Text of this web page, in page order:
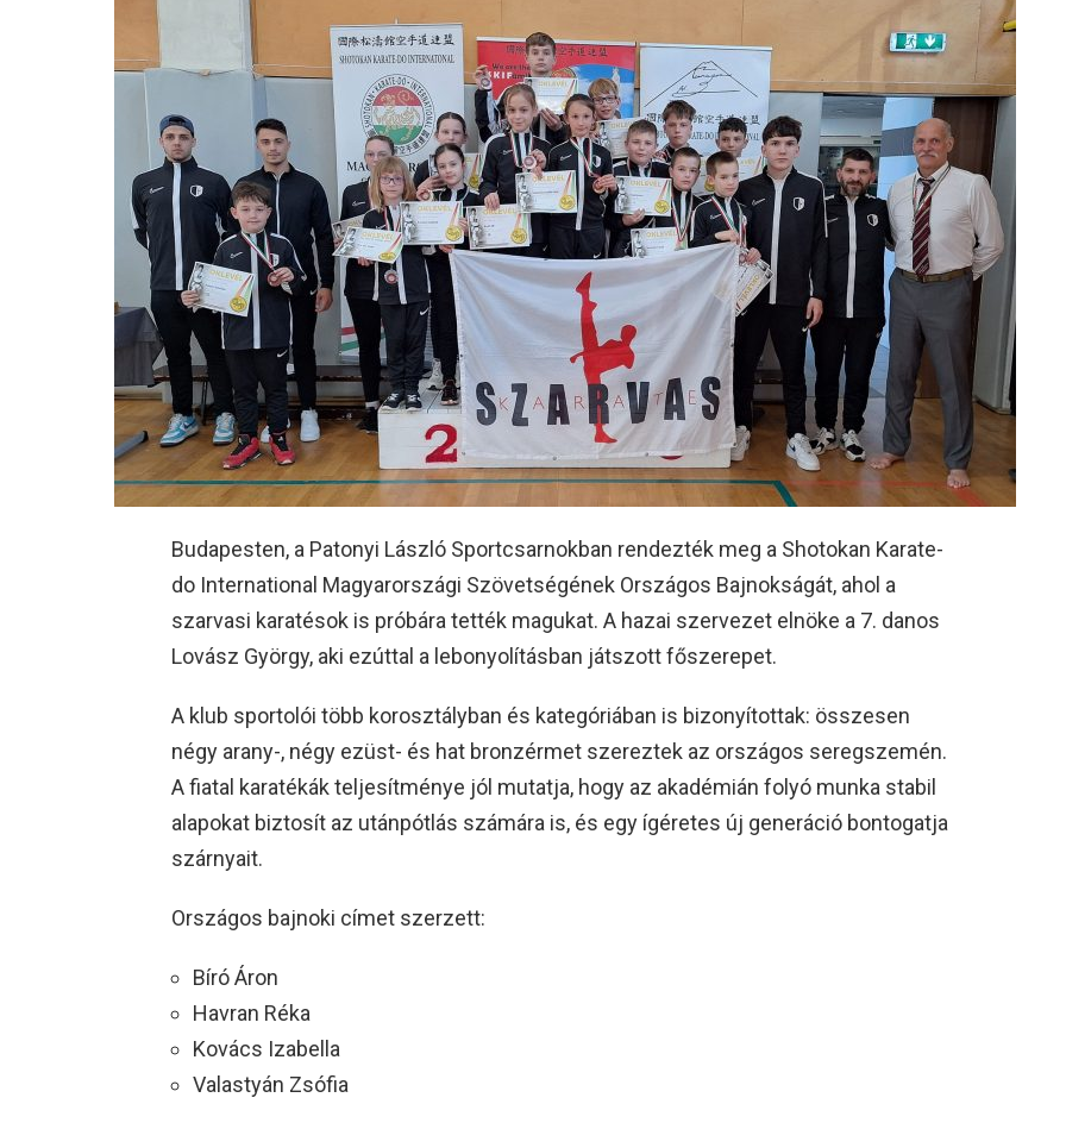
Budapesten, a Patonyi László Sportcsarnokban rendezték meg a Shotokan Karate-
do International Magyarországi Szövetségének Országos Bajnokságát, ahol a
szarvasi karatésok is próbára tették magukat. A hazai szervezet elnöke a 7. danos
Lovász György, aki ezúttal a lebonyolításban játszott főszerepet.
A klub sportolói több korosztályban és kategóriában is bizonyítottak: összesen
négy arany-, négy ezüst- és hat bronzérmet szereztek az országos seregszemén.
A fiatal karatékák teljesítménye jól mutatja, hogy az akadémián folyó munka stabil
alapokat biztosít az utánpótlás számára is, és egy ígéretes új generáció bontogatja
szárnyait.
Országos bajnoki címet szerzett:
Bíró Áron
Havran Réka
Kovács Izabella
Valastyán Zsófia